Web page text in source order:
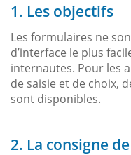
1. Les objectifs
Les formulaires ne
d’interface le plus
internautes. Pour les
de saisie et de choix,
sont disponibles.
2. La consigne